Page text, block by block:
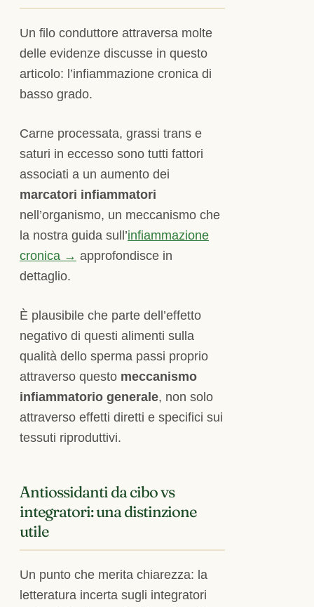
Un filo conduttore attraversa molte
delle evidenze discusse in questo
articolo: l’infiammazione cronica di
basso grado.
Carne processata, grassi trans e
saturi in eccesso sono tutti fattori
associati a un aumento dei
marcatori infiammatori
nell’organismo, un meccanismo che
la nostra guida sull’infiammazione
cronica → approfondisce in
dettaglio.
È plausibile che parte dell’effetto
negativo di questi alimenti sulla
qualità dello sperma passi proprio
attraverso questo meccanismo
infiammatorio generale, non solo
attraverso effetti diretti e specifici sui
tessuti riproduttivi.
Antiossidanti da cibo vs
integratori: una distinzione
utile
Un punto che merita chiarezza: la
letteratura incerta sugli integratori